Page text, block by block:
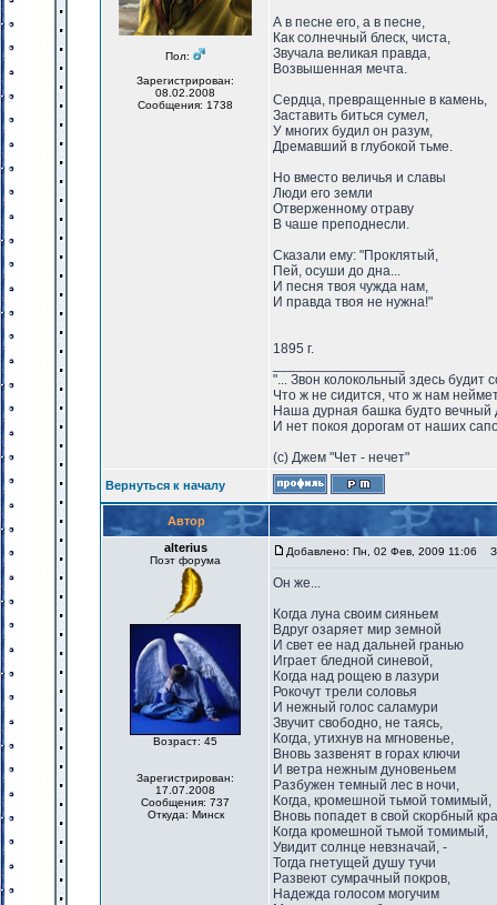
Пол:
Зарегистрирован:
08.02.2008
Сообщения: 1738
А в песне его, а в песне,
Как солнечный блеск, чиста,
Звучала великая правда,
Возвышенная мечта.
Сердца, превращенные в камень,
Заставить биться сумел,
У многих будил он разум,
Дремавший в глубокой тьме.
Но вместо величья и славы
Люди его земли
Отверженному отраву
В чаше преподнесли.
Сказали ему: "Проклятый,
Пей, осуши до дна...
И песня твоя чужда нам,
И правда твоя не нужна!"
1895 г.
"... Звон колокольный здесь будит
Что ж не сидится, что ж нам
Наша дурная башка будто вечный
И нет покоя дорогам от наших
(с) Джем "Чет - нечет"
Вернуться к началу
Автор
alterius
Поэт форума
Возраст: 45
Зарегистрирован:
17.07.2008
Сообщения: 737
Откуда: Минск
Добавлено: Пн, 02 Фев, 2009 11:06
Он же...
Когда луна своим сияньем
Вдруг озаряет мир земной
И свет ее над дальней гранью
Играет бледной синевой,
Когда над рощею в лазури
Рокочут трели соловья
И нежный голос саламури
Звучит свободно, не таясь,
Когда, утихнув на мгновенье,
Вновь зазвенят в горах ключи
И ветра нежным дуновеньем
Разбужен темный лес в ночи,
Когда, кромешной тьмой томимый,
Вновь попадет в свой скорбный
Когда кромешной тьмой томимый,
Увидит солнце невзначай, -
Тогда гнетущей душу тучи
Развеют сумрачный покров,
Надежда голосом могучим